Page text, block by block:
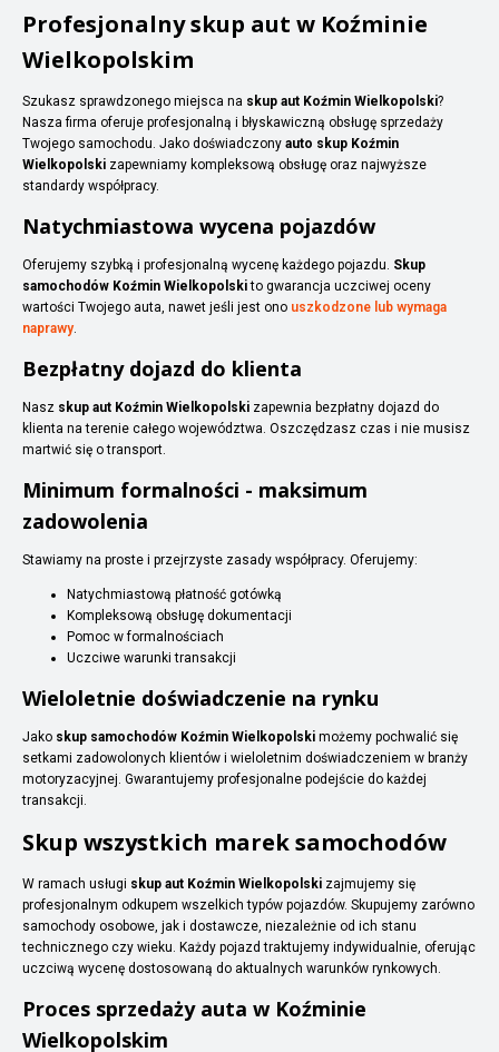
Profesjonalny skup aut w Koźminie
Wielkopolskim
Szukasz sprawdzonego miejsca na skup aut Koźmin Wielkopolski?
Nasza firma oferuje profesjonalną i błyskawiczną obsługę sprzedaży
Twojego samochodu. Jako doświadczony auto skup Koźmin
Wielkopolski zapewniamy kompleksową obsługę oraz najwyższe
standardy współpracy.
Natychmiastowa wycena pojazdów
Oferujemy szybką i profesjonalną wycenę każdego pojazdu. Skup
samochodów Koźmin Wielkopolskito gwarancja uczciwej oceny
wartości Twojego auta, nawet jeśli jest ono uszkodzone lub wymaga
naprawy.
Bezpłatny dojazd do klienta
Nasz skup aut Koźmin Wielkopolski zapewnia bezpłatny dojazd do
klienta na terenie całego województwa. Oszczędzasz czas i nie musisz
martwić się o transport.
Minimum formalności - maksimum
zadowolenia
Stawiamy na proste i przejrzyste zasady współpracy. Oferujemy:
Natychmiastową płatność gotówką
Kompleksową obsługę dokumentacji
Pomoc w formalnościach
Uczciwe warunki transakcji
Wieloletnie doświadczenie na rynku
Jako skup samochodów Koźmin Wielkopolski możemy pochwalić się
setkami zadowolonych klientów i wieloletnim doświadczeniem w branży
motoryzacyjnej. Gwarantujemy profesjonalne podejście do każdej
transakcji.
Skup wszystkich marek samochodów
W ramach usługi skup aut Koźmin Wielkopolski zajmujemy się
profesjonalnym odkupem wszelkich typów pojazdów. Skupujemy zarówno
samochody osobowe, jak i dostawcze, niezależnie od ich stanu
technicznego czy wieku. Każdy pojazd traktujemy indywidualnie, oferując
uczciwą wycenę dostosowaną do aktualnych warunków rynkowych.
Proces sprzedaży auta w Koźminie
Wielkopolskim